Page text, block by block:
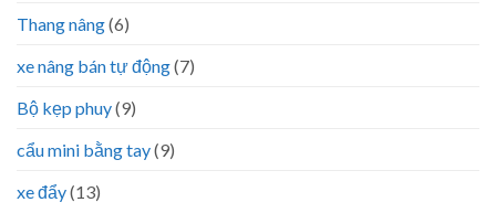
Thang nâng(6)
xe nâng bán tự động(7)
Bộ kẹp phuy(9)
cẩu mini bằng tay(9)
xe đẩy(13)